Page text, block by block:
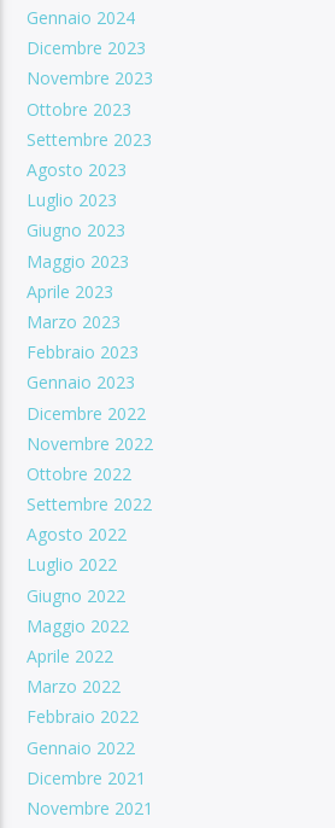
Gennaio 2024
Dicembre 2023
Novembre 2023
Ottobre 2023
Settembre 2023
Agosto 2023
Luglio 2023
Giugno 2023
Maggio 2023
Aprile 2023
Marzo 2023
Febbraio 2023
Gennaio 2023
Dicembre 2022
Novembre 2022
Ottobre 2022
Settembre 2022
Agosto 2022
Luglio 2022
Giugno 2022
Maggio 2022
Aprile 2022
Marzo 2022
Febbraio 2022
Gennaio 2022
Dicembre 2021
Novembre 2021